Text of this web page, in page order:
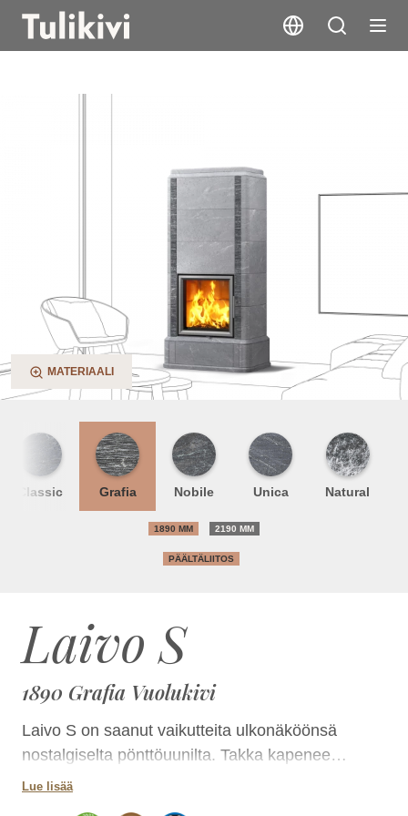
MATERIAALI
Laivo S
1890 Grafia Vuolukivi
Laivo S on saanut vaikutteita ulkonäköönsä
nostalgiselta pönttöuunilta. Takka kapenee
yläosastaan kulmikkaaseen koristelistaan.
Lue lisää
Classic Grafia Nobile Unica Natural
1890 MM 2190 MM
PÄÄLTÄLIITOS